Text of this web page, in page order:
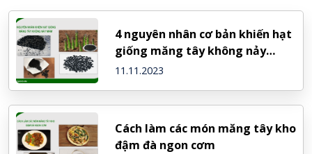
4 nguyên nhân cơ bản khiến hạt
giống măng tây không nảy
mầm
11.11.2023
Cách làm các món măng tây kho
đậm đà ngon cơm